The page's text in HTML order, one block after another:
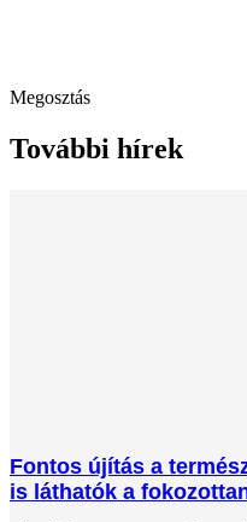
Megosztás
További hírek
Fontos újítás a
is láthatók a